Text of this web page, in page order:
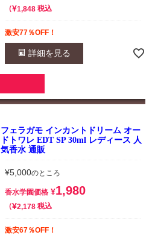
¥1,848 税込
激安77％OFF！
詳細を見る
フェラガモ インカントドリーム オー
ドトワレ EDT SP 30ml レディース 人
気香水 通販
¥5,000のところ
香水学園価格 ¥1,980
¥2,178 税込
激安67％OFF！